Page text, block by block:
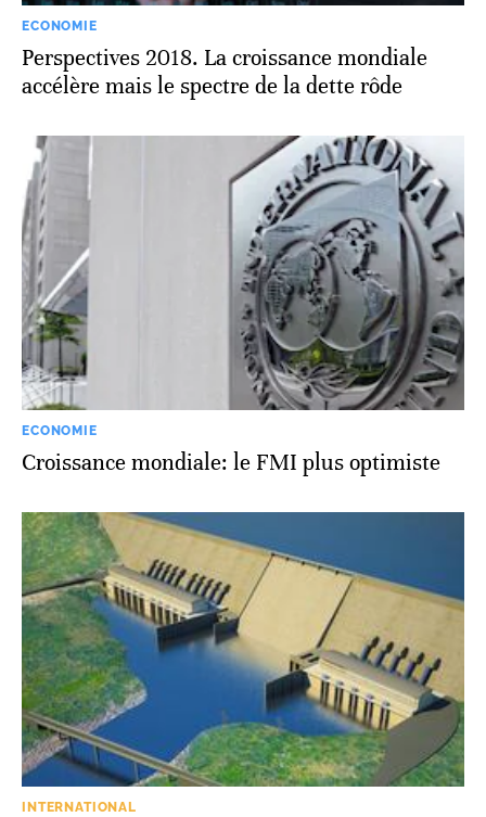
ECONOMIE
Perspectives 2018. La croissance mondiale
accélère mais le spectre de la dette rôde
ECONOMIE
Croissance mondiale: le FMI plus optimiste
INTERNATIONAL